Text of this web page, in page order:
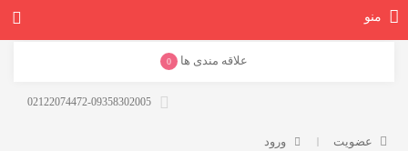
علاقه مندی ها 0
عضویت ورود
منو